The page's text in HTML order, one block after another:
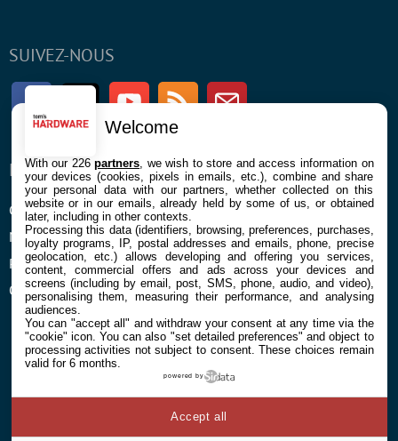
SUIVEZ-NOUS
FacebookTwitter Youtube RSS Newsletter
ENTREPRISE
Confidentialité et Cookies
Mentions légales et CGU
Préférences Cookies
Qui sommes nous
À PROPOS
Contact
Welcome
With our 226partners , we wish to store and access information on
your devices (cookies, pixels in emails, etc.), combine and share
your personal data with our partners, whether collected on this
website or in our emails, already held by some of us, or obtained
later, including in other contexts.
Processing this data (identifiers, browsing, preferences, purchases,
loyalty programs, IP, postal addresses and emails, phone, precise
geolocation, etc.) allows developing and offering you services,
content, commercial offers and ads across your devices and
screens (including by email, post, SMS, phone, audio, and video),
personalising them, measuring their performance, and analysing
audiences.
You can "accept all" and withdraw your consent at any time via the
"cookie" icon. You can also "set detailed preferences" and object to
processing activities not subject to consent. These choices remain
valid for 6 months.
powered by
Accept all